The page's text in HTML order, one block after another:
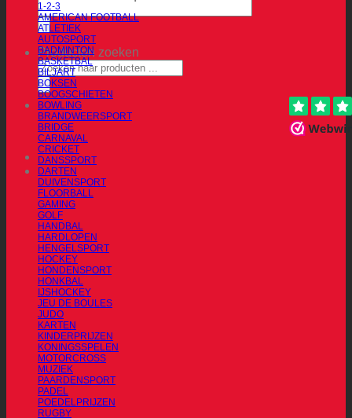
Producten zoeken
1-2-3
AMERICAN FOOTBALL
ATLETIEK
AUTOSPORT
BADMINTON
BASKETBAL
BILJART
BOKSEN
BOOGSCHIETEN
BOWLING
BRANDWEERSPORT
BRIDGE
CARNAVAL
CRICKET
DANSSPORT
DARTEN
DUIVENSPORT
FLOORBALL
GAMING
GOLF
HANDBAL
HARDLOPEN
HENGELSPORT
HOCKEY
HONDENSPORT
HONKBAL
IJSHOCKEY
JEU DE BOULES
JUDO
KARTEN
KINDERPRIJZEN
KONINGSSPELEN
MOTORCROSS
MUZIEK
PAARDENSPORT
PADEL
POEDELPRIJZEN
RUGBY